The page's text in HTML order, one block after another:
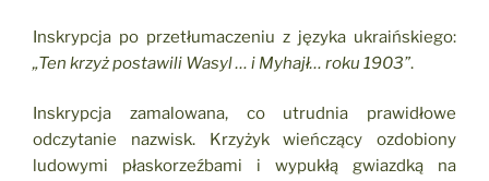
Inskrypcja po przetłumaczeniu z języka ukraińskiego:
„Ten krzyż postawili Wasyl … i Myhajł… roku 1903”.
Inskrypcja zamalowana, co utrudnia prawidłowe
odczytanie nazwisk. Krzyżyk wieńczący ozdobiony
ludowymi płaskorzeźbami i wypukłą gwiazdką na